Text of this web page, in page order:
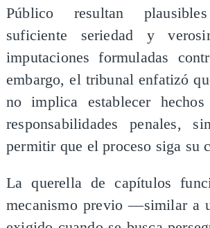
Público resultan
suficiente seriedad y
imputaciones formuladas
embargo, el tribunal enfatizó
no implica establecer
responsabilidades penales,
permitir que el proceso siga su
La querella de capítulos
mecanismo previo —similar a